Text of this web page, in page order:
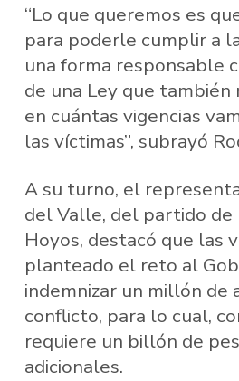
“Lo que queremos es
para poderle cumplir a
una forma responsable
de una Ley que
en cuántas vigencias
las víctimas”, subrayó
A su turno, el
del Valle, del partido de
Hoyos, destacó que las
planteado el reto al
indemnizar un millón de
conflicto, para lo cual,
requiere un billón de
adicionales.